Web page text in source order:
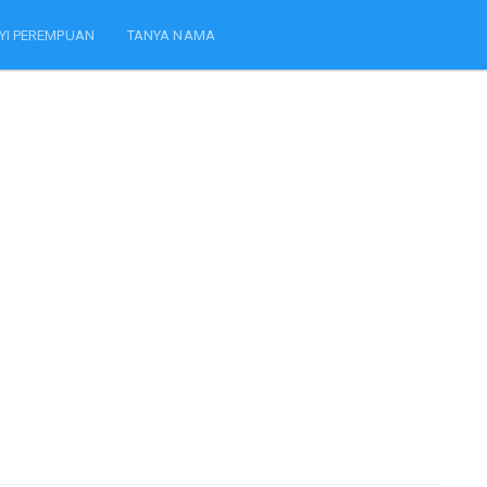
PEREMPUAN TANYA NAMA